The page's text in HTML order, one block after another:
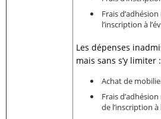
Frais
l’inscription à
Les dépenses
mais sans s’y limiter :
Achat de
Frais
de l’inscription à